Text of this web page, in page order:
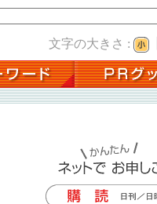
文字の大きさ :